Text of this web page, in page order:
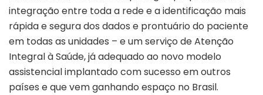
integração entre toda a rede e a identificação mais
rápida e segura dos dados e prontuário do paciente
em todas as unidades – e um serviço de Atenção
Integral à Saúde, já adequado ao novo modelo
assistencial implantado com sucesso em outros
países e que vem ganhando espaço no Brasil.